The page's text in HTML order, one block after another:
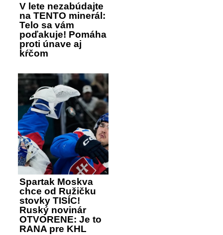
V lete nezabúdajte
na TENTO minerál:
Telo sa vám
poďakuje! Pomáha
proti únave aj
kŕčom
Spartak Moskva
chce od Ružičku
stovky TISÍC!
Ruský novinár
OTVORENE: Je to
RANA pre KHL